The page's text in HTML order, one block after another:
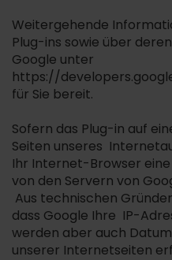
Weitergehende
Plug-ins sowie über
Google unter
https://
für Sie bereit.
Sofern das Plug-in auf
Seiten unseres
Ihr Internet-Browser
von den Servern von
Aus technischen
dass Google Ihre IP-
werden aber auch
unserer Internetseiten